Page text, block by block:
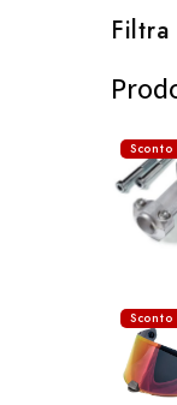
Filtra
Sconto
Sconto